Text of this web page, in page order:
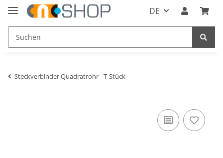
DE
Steckverbinder Quadratrohr - T-Stück